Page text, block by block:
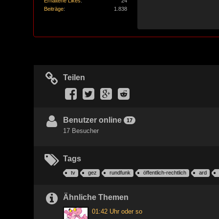
Beiträge
1.838
Teilen
Benutzer online 17
17 Besucher
Tags
tv gez rundfunk öffentlich-rechtlich ard
Ähnliche Themen
01:42 Uhr oder so